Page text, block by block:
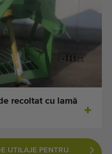
recoltat cu lamă
UTILAJE PENTRU